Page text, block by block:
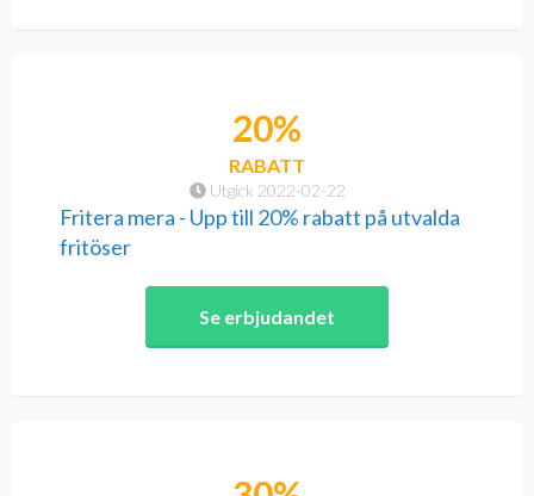
Utgick 2022-02-22
20%
RABATT
Fritera mera - Upp till 20% rabatt på utvalda
fritöser
Se erbjudandet